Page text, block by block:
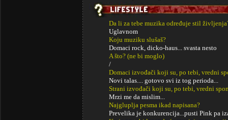
Da li za tebe muzika određuje stil
Uglavnom
Koju muziku slušaš?
Domaci rock, dicko-haus... svasta nesto
A što? (ne bi moglo)
/
Domaci izvođači koji su, po tebi, vredni
Novi talas.... gotovo svi iz tog perioda...
Strani izvođači koji su, po tebi, vredni
Mrzi me da mislim...
Najgluplja pesma ikad napisana?
Prevelika je konkurencija...pusti Pink pa